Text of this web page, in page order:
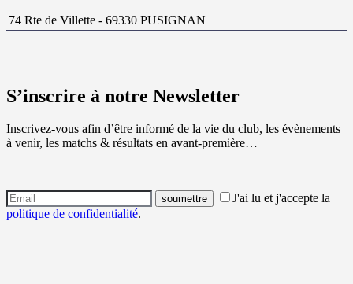
74 Rte de Villette - 69330 PUSIGNAN
S’inscrire à notre Newsletter
Inscrivez-vous afin d’être informé de la vie du club, les évènements
à venir, les matchs & résultats en avant-première…
J'ai lu et j'accepte la
politique de confidentialité.